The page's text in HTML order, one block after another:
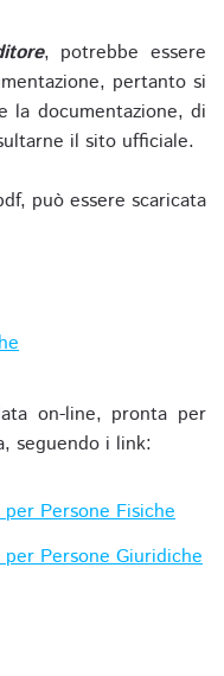
, potrebbe essere
pertanto si
la documentazione, di
il sito ufficiale.
può essere scaricata
on-line, pronta per
seguendo i link:
Persone Fisiche
Persone Giuridiche